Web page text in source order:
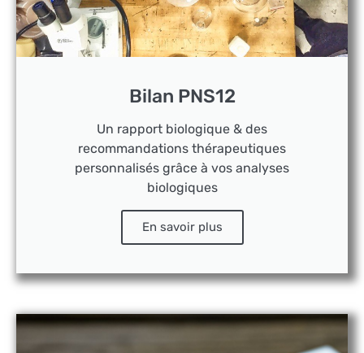
Bilan PNS12
Un rapport biologique & des
recommandations thérapeutiques
personnalisés grâce à vos analyses
biologiques
En savoir plus